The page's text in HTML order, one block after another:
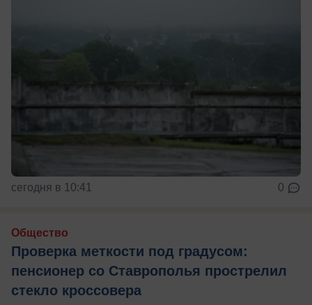
сегодня в 10:41 0
Общество
Проверка меткости под градусом:
пенсионер со Ставрополья прострелил
стекло кроссовера